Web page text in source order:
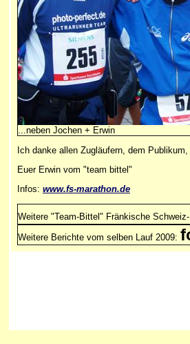
...neben Jochen + Erwin
Ich danke allen Zugläufern, dem
Euer Erwin vom "team bittel"
Infos: www.fs-marathon.de
Weitere "Team-Bittel" Fränkische
Weitere Berichte vom selben Lauf 2009: